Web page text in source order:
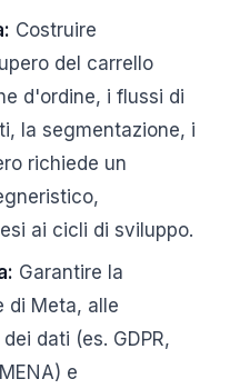
Costruire
del carrello
d'ordine, i flussi di
la segmentazione, i
richiede un
ai cicli di sviluppo.
Garantire la
di Meta, alle
dati (es. GDPR,
e